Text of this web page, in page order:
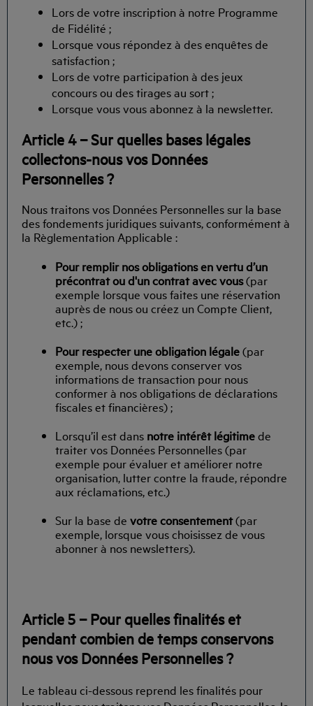
Lors de votre inscription à notre Programme
de Fidélité ;
Lorsque vous répondez à des enquêtes de
satisfaction ;
Lors de votre participation à des jeux
concours ou des tirages au sort ;
Lorsque vous vous abonnez à la newsletter.
Article 4 – Sur quelles bases légales
collectons-nous vos Données
Personnelles ?
Nous traitons vos Données Personnelles sur la base
des fondements juridiques suivants, conformément à
la Règlementation Applicable :
Pour remplir nos obligations en vertu d’un
précontrat ou d'un contrat avec vous(par
exemple lorsque vous faites une réservation
auprès de nous ou créez un Compte Client,
etc.) ;
Pour respecter une obligation légale(par
exemple, nous devons conserver vos
informations de transaction pour nous
conformer à nos obligations de déclarations
fiscales et financières) ;
Lorsqu’il est dans notre intérêt légitimede
traiter vos Données Personnelles (par
exemple pour évaluer et améliorer notre
organisation, lutter contre la fraude, répondre
aux réclamations, etc.)
Sur la base de votre consentement(par
exemple, lorsque vous choisissez de vous
abonner à nos newsletters).
Article 5 – Pour quelles finalités et
pendant combien de temps conservons
nous vos Données Personnelles ?
Le tableau ci-dessous reprend les finalités pour